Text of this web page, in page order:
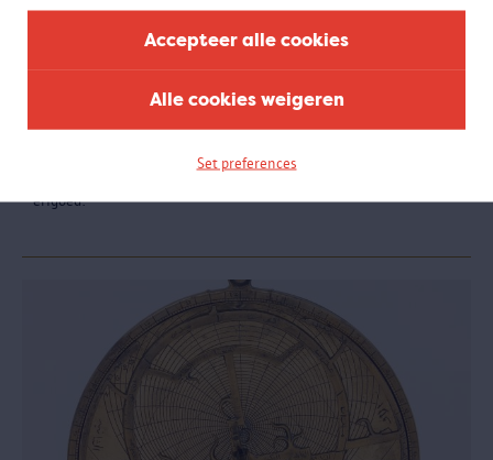
Accepteer alle cookies
Alle cookies weigeren
Set preferences
Happy Birthday Dear Academie
De Koninklijke Academie voor Schone Kunsten Antwerpen werd in
2013 350 jaar. Tegelijkertijd werd de gereputeerde Modeafdeling 50
jaar. Daarom stond heel Antwerpen in het teken van de Academie
erfgoed.